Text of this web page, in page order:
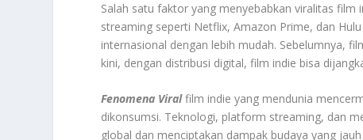
Salah satu faktor yang menyebabkan viralitas
streaming seperti Netflix, Amazon Prime, dan
internasional dengan lebih mudah. Sebelumnya,
kini, dengan distribusi digital, film indie bisa
Fenomena Viralfilm indie yang mendunia
dikonsumsi. Teknologi, platform streaming, dan
global dan menciptakan dampak budaya yang